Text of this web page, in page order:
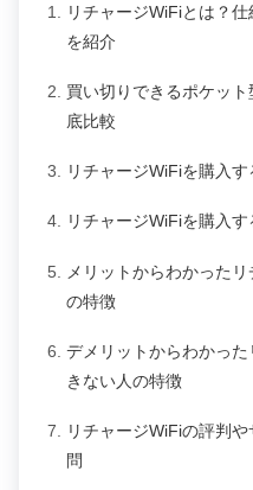
リチャージWiFiとは？
を紹介
買い切りできるポケッ
底比較
リチャージWiFiを購入
リチャージWiFiを購入
メリットからわかった
の特徴
デメリットからわかっ
きない人の特徴
リチャージWiFiの評判
問